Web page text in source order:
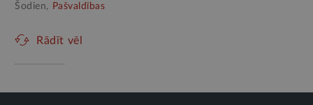
Šodien, Pašvaldības
Rādīt vēl